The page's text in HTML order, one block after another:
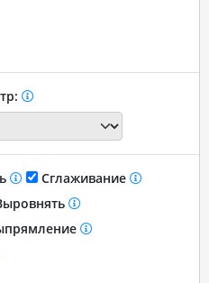
Сглаживание